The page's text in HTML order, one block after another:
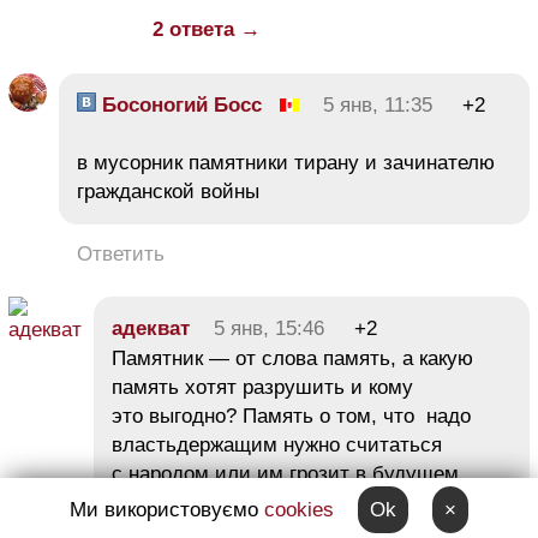
2 ответа →
Босоногий Босс 5 янв, 11:35 +2
в мусорник памятники тирану и зачинателю
гражданской войны
Ответить
адекват 5 янв, 15:46
+2
Памятник — от слова память, а какую
память хотят разрушить и кому
это выгодно? Память о том, что надо
властьдержащим нужно считаться
с народом или им грозит в будущем,
в лучшем случае, работа таксиста где-то
в Париже? Или память народа,
Ми використовуємо cookies Ok ×